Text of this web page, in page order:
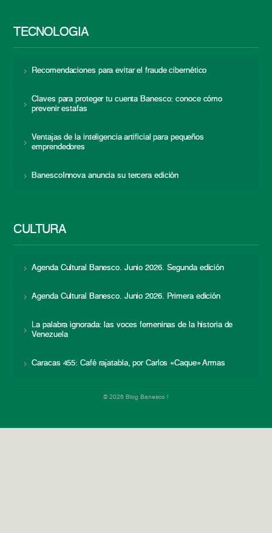
TECNOLOGÍA
Recomendaciones para evitar el fraude cibernético
Claves para proteger tu cuenta Banesco: conoce cómo
prevenir estafas
Ventajas de la inteligencia artificial para pequeños
emprendedores
BanescoInnova anuncia su tercera edición
CULTURA
Agenda Cultural Banesco. Junio 2026. Segunda edición
Agenda Cultural Banesco. Junio 2026. Primera edición
La palabra ignorada: las voces femeninas de la historia de
Venezuela
Caracas 455: Café rajatabla, por Carlos «Caque» Armas
© 2026 Blog Banesco |